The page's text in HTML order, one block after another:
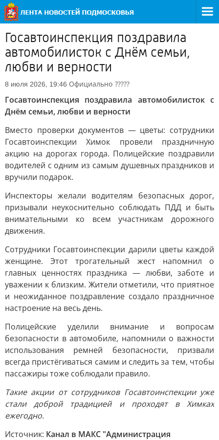
Госавтоинспекция поздравила
автомобилисток с Днём семьи,
любви и верности
8 июля 2026, 19:46 Официально ?????
Госавтоинспекция поздравила автомобилисток с
Днём семьи, любви и верности
Вместо проверки документов — цветы: сотрудники
Госавтоинспекции Химок провели праздничную
акцию на дорогах города. Полицейские поздравили
водителей с одним из самым душевных праздников и
вручили подарок.
Инспекторы желали водителям безопасных дорог,
призывали неукоснительно соблюдать ПДД и быть
внимательными ко всем участникам дорожного
движения.
Сотрудники Госавтоинспекции дарили цветы каждой
женщине. Этот трогательный жест напомнил о
главных ценностях праздника — любви, заботе и
уважении к близким. Жители отметили, что приятное
и неожиданное поздравление создало праздничное
настроение на весь день.
Полицейские уделили внимание и вопросам
безопасности в автомобиле, напомнили о важности
использования ремней безопасности, призвали
всегда пристёгиваться самим и следить за тем, чтобы
пассажиры тоже соблюдали правило.
Такие акции от сотрудников Госавтоинспекции уже
стали доброй традицией и проходят в Химках
ежегодно.
Источник: Канал в МАКС "Администрация